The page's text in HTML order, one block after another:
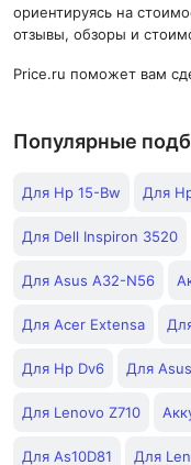
ориентируясь на
отзывы, обзоры и
Price.ru поможет вам
Популярные
Для Hp 15-Bw Для
Для Dell Inspiron 3520
Для Asus A32-N56
Для Acer Extensa
Для Hp Dv6 Для
Для Lenovo Z710
Для As10D81 Для